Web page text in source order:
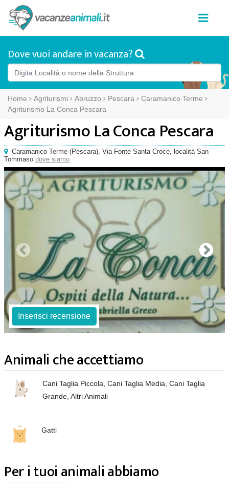
Dove vuoi andare in vacanza?
Home Agriturismi Abruzzo Pescara
Caramanico Terme
Agriturismo La Conca Pescara
Agriturismo La Conca Pescara
Caramanico Terme (Pescara), Via Fonte Santa Croce, località San
Tommaso dove siamo
Inserisci recensione
Animali che accettiamo
Cani Taglia Piccola, Cani Taglia Media, Cani Taglia
Grande, Altri Animali
Gatti
Per i tuoi animali abbiamo